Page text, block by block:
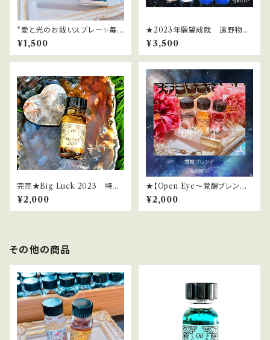
*愛と光のお祓いスプレー✨毎
日を光の波動にチューニング
¥1,500
★2023年願望成就 遠野物語
＆愛子物語エネルギースプレー
[30ml]
¥3,500
完売★Big Luck 2023 特大
の幸運2023年（2023年限定オ
イル）
¥2,000
★【Open Eye～覚醒ブレンド
～】2024ライオンズゲートサポ
ートスプレー
¥2,000
その他の商品